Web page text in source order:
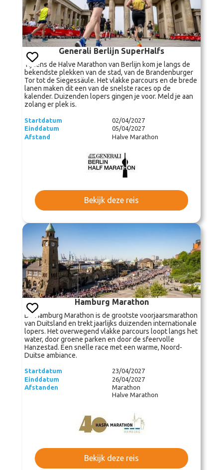
Generali Berlijn SuperHalfs
Tijdens de Halve Marathon van Berlijn kom je langs de
bekendste plekken van de stad, van de Brandenburger
Tor tot de Siegessäule. Het vlakke parcours en de brede
lanen maken dit een van de snelste races op de
kalender. Duizenden lopers gingen je voor. Meld je aan
zolang er plek is.
Startdatum
02/04/2027
Einddatum
05/04/2027
Afstand
Halve Marathon
Bekijk deze reis
Hamburg Marathon
De Hamburg Marathon is de grootste voorjaarsmarathon
van Duitsland en trekt jaarlijks duizenden internationale
lopers. Het overwegend vlakke parcours loopt langs het
water, door groene parken en door de sfeervolle
Hanzestad. Een snelle race met een warme, Noord-
Duitse ambiance.
Startdatum
23/04/2027
Einddatum
26/04/2027
Afstanden
Marathon
Halve Marathon
Bekijk deze reis